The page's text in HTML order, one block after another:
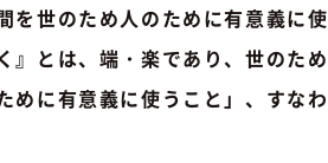
を世のため人のために有意義に使
』とは、端・楽であり、世のため
めに有意義に使うこと」、すなわ